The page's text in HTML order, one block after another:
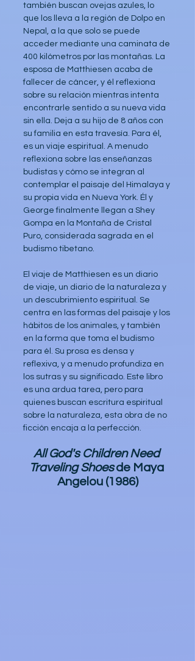
también buscan ovejas azules, lo
que los lleva a la región de Dolpo en
Nepal, a la que solo se puede
acceder mediante una caminata de
400 kilómetros por las montañas. La
esposa de Matthiesen acaba de
fallecer de cáncer, y él reflexiona
sobre su relación mientras intenta
encontrarle sentido a su nueva vida
sin ella. Deja a su hijo de 8 años con
su familia en esta travesía. Para él,
es un viaje espiritual. A menudo
reflexiona sobre las enseñanzas
budistas y cómo se integran al
contemplar el paisaje del Himalaya y
su propia vida en Nueva York. Él y
George finalmente llegan a Shey
Gompa en la Montaña de Cristal
Puro, considerada sagrada en el
budismo tibetano.
El viaje de Matthiesen es un diario
de viaje, un diario de la naturaleza y
un descubrimiento espiritual. Se
centra en las formas del paisaje y los
hábitos de los animales, y también
en la forma que toma el budismo
para él. Su prosa es densa y
reflexiva, y a menudo profundiza en
los sutras y su significado. Este libro
es una ardua tarea, pero para
quienes buscan escritura espiritual
sobre la naturaleza, esta obra de no
ficción encaja a la perfección.
All God's Children Need
Traveling Shoes de Maya
Angelou (1986)